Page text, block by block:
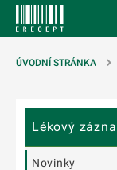
ÚVODNÍ STRÁNKA
Lékový
Novinky